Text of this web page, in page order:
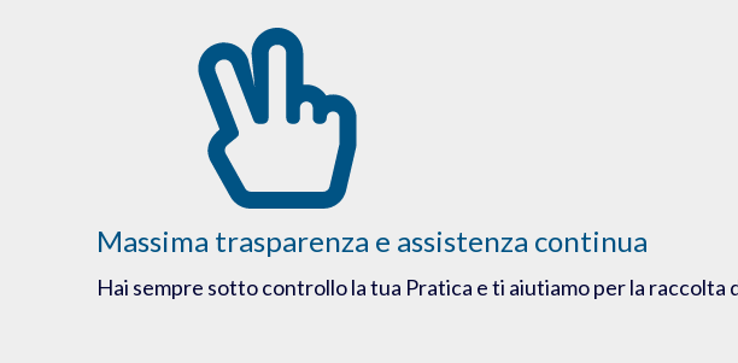
Massima trasparenza e assistenza continua
Hai sempre sotto controllo la tua Pratica e ti aiutiamo per la raccolta